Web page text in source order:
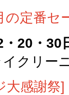
の定番セ
・20・30
イクリー
大感謝祭]